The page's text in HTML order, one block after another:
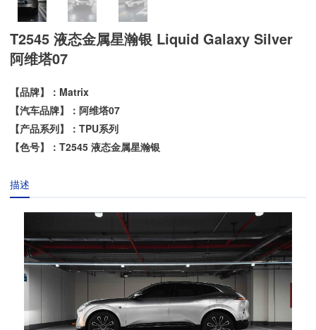
T2545 液态金属星瀚银 Liquid Galaxy Silver
阿维塔07
【品牌】：Matrix
【汽车品牌】：阿维塔07
【产品系列】：TPU系列
【色号】：T2545 液态金属星瀚银
描述